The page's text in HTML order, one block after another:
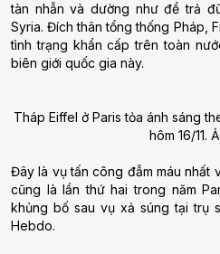
tàn nhẫn và dường như để trả
Syria. Đích thân tổng thống Pháp,
tình trạng khẩn cấp trên toàn
biên giới quốc gia này.
Tháp Eiffel ở Paris tỏa ánh sáng
hôm 16/11.
Đây là vụ tấn công đẫm máu nhất
cũng là lần thứ hai trong năm
khủng bố sau vụ xả súng tại trụ
Hebdo.